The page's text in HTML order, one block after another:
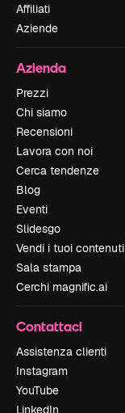
Affiliati
Aziende
Azienda
Prezzi
Chi siamo
Recensioni
Lavora con noi
Cerca tendenze
Blog
Eventi
Slidesgo
Vendi i tuoi contenuti
Sala stampa
Cerchi magnific.ai
Contattaci
Assistenza clienti
Instagram
YouTube
LinkedIn